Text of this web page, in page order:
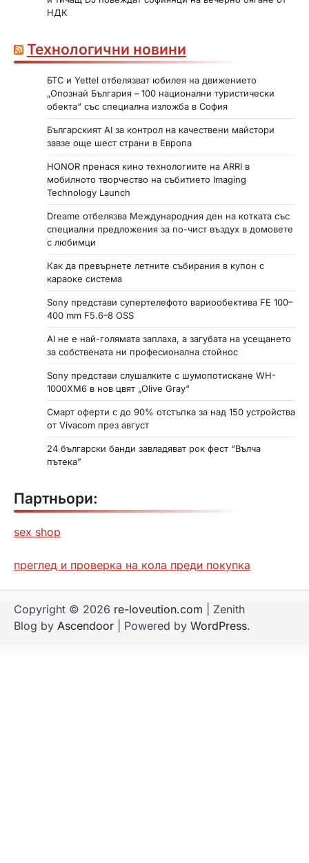
НДК
Технологични новини
БТС и Yettel отбелязват юбилея на движението
„Опознай България – 100 национални туристически
обекта“ със специална изложба в София
Българският AI за контрол на качествени майстори
завзе още шест страни в Европа
HONOR пренася кино технологиите на ARRI в
мобилното творчество на събитието Imaging
Technology Launch
Dreame отбелязва Международния ден на котката със
специални предложения за по-чист въздух в домовете
с любимци
Как да превърнете летните събирания в купон с
караоке система
Sony представи супертелефото вариообектива FE 100–
400 mm F5.6–8 OSS
AI не е най-голямата заплаха, а загубата на усещането
за собствената ни професионална стойнос
Sony представи слушалките с шумопотискане WH-
1000XM6 в нов цвят „Olive Gray“
Смарт оферти с до 90% отстъпка за над 150 устройства
от Vivacom през август
24 български банди завладяват рок фест “Вълча
пътека”
Партньори:
sex shop
преглед и проверка на кола преди покупка
Copyright © 2026 re-loveution.com | Zenith
Blog by Ascendoor | Powered by WordPress.